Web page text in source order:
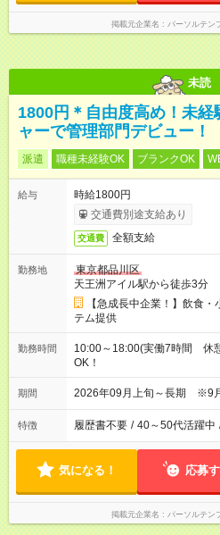
掲載元企業名 パーソルテン
未読
1800円＊自由度高め！未
ャーで管理部門デビュー！
派遣 職種未経験OK ブランクOK
給与
時給1800円
交通費別途支給あり
交通費 全額支給
勤務地
東京都品川区
天王洲アイル駅から徒歩3分
【急成長中企業！】飲食
テム提供
勤務時間
10:00～18:00(実働7時間 休
OK！
期間 2026年09月上旬～長期 ※9
特徴 履歴書不要 / 40～50代活躍中
気になる！ 応募
掲載元企業名 パーソルテン